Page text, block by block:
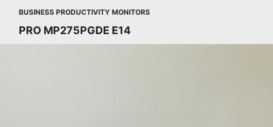
BUSINESS PRODUCTIVITY MONITORS
PRO MP275PGDE E14